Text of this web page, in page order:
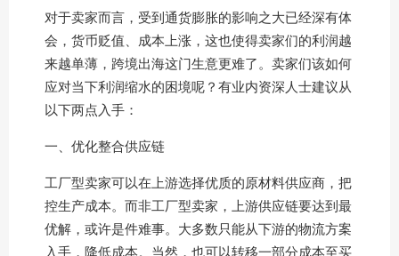
对于卖家而言，受到通货膨胀的影响之大已经深有体
会，货币贬值、成本上涨，这也使得卖家们的利润越
来越单薄，跨境出海这门生意更难了。卖家们该如何
应对当下利润缩水的困境呢？有业内资深人士建议从
以下两点入手：
一、优化整合供应链
工厂型卖家可以在上游选择优质的原材料供应商，把
控生产成本。而非工厂型卖家，上游供应链要达到最
优解，或许是件难事。大多数只能从下游的物流方案
入手，降低成本。当然，也可以转移一部分成本至买